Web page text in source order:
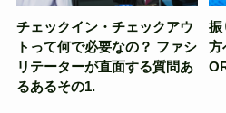
チェックイン・チェックアウ
トって何で必要なの？ ファシ
リテーターが直面する質問あ
るあるその1.
振